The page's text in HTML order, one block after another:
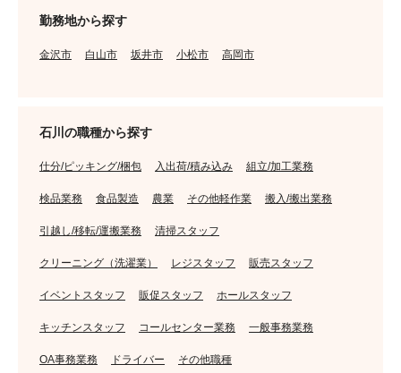
勤務地から探す
金沢市 白山市 坂井市 小松市 高岡市
石川の職種から探す
仕分/ピッキング/梱包 入出荷/積み込み 組立/加工業務
検品業務 食品製造 農業 その他軽作業 搬入/搬出業務
引越し/移転/運搬業務 清掃スタッフ
クリーニング（洗濯業） レジスタッフ 販売スタッフ
イベントスタッフ 販促スタッフ ホールスタッフ
キッチンスタッフ コールセンター業務 一般事務業務
OA事務業務 ドライバー その他職種